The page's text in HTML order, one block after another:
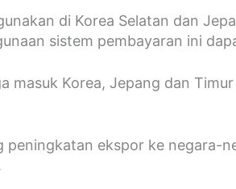
di Korea Selatan dan
sistem pembayaran ini
masuk Korea, Jepang dan
ekspor ke negara-